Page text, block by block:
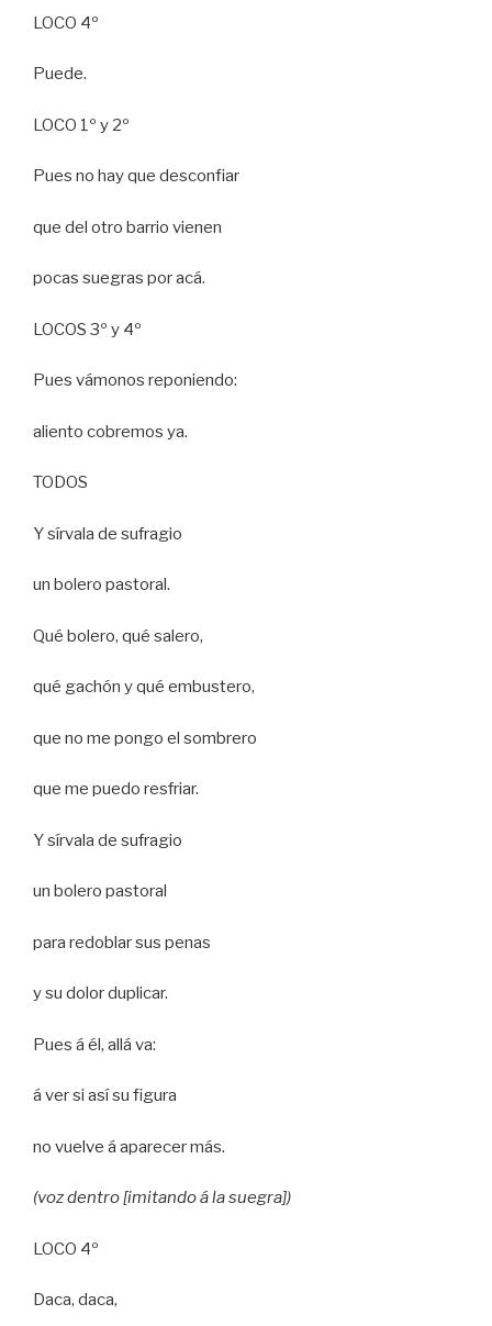
LOCO 4º
Puede.
LOCO 1º y 2º
Pues no hay que desconfiar
que del otro barrio vienen
pocas suegras por acá.
LOCOS 3º y 4º
Pues vámonos reponiendo:
aliento cobremos ya.
TODOS
Y sírvala de sufragio
un bolero pastoral.
Qué bolero, qué salero,
qué gachón y qué embustero,
que no me pongo el sombrero
que me puedo resfriar.
Y sírvala de sufragio
un bolero pastoral
para redoblar sus penas
y su dolor duplicar.
Pues á él, allá va:
á ver si así su figura
no vuelve á aparecer más.
(voz dentro [imitando á la suegra])
LOCO 4º
Daca, daca,